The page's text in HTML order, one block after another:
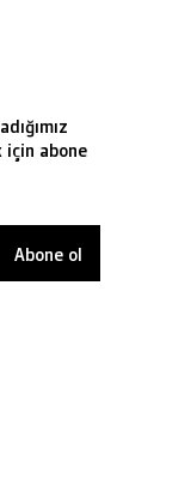
abone
Abone ol